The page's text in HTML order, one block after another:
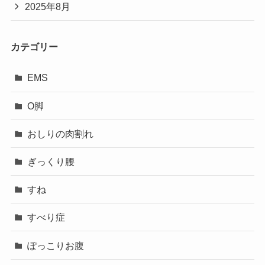
2025年8月
カテゴリー
EMS
O脚
おしりの肉割れ
ぎっくり腰
すね
すべり症
ぽっこりお腹